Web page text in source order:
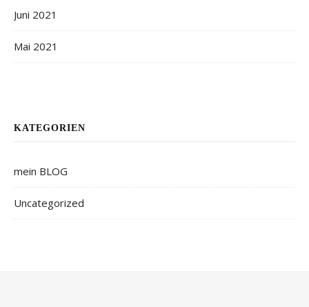
Juni 2021
Mai 2021
KATEGORIEN
mein BLOG
Uncategorized